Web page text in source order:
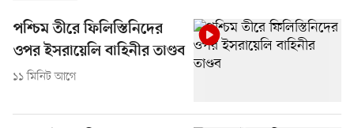
পশ্চিম তীরে ফিলিস্তিনিদের
ওপর ইসরায়েলি বাহিনীর তাণ্ডব
১১ মিনিট আগে